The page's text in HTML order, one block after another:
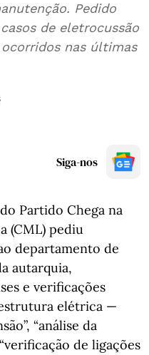
Pedido
de eletrocussão
nas últimas
Siga-nos
Partido Chega na
(CML) pediu
departamento de
autarquia,
e verificações
elétrica —
“análise da
de ligações